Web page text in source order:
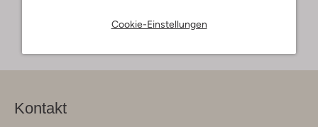
Cookie-Einstellungen
Kontakt